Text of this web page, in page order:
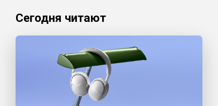
Сегодня читают